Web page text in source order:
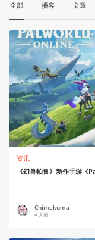
全部 播客 文章
资讯
《幻兽帕鲁》新作手游
Chimekuma
4 天前